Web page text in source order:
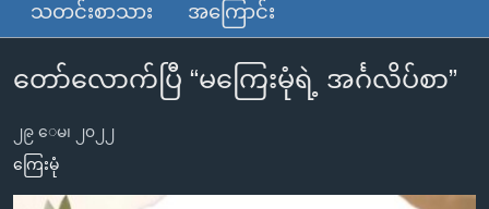
သည့်
များ
ပင်မ
အကြောင်းအရာ
ကမ္ဘာ့သတင်းများ
နိုင်ငံတကာ
တရုတ်
အစ္စရေး-ပါလက်စတိုင်း
ဗွီဒီယို
ရပ်ဝန်းတခု လမ်းတခု အလွန်
အင်္ဂလိပ်စာလေ့လာမယ်
သတင်းစာသား အကြောင်း
တော်လောက်ပြီ “မကြေးမုံရဲ့ အင်္ဂလိပ်စာ”
၂၉ ေမ၊ ၂၀၂၂
ကြေးမုံ